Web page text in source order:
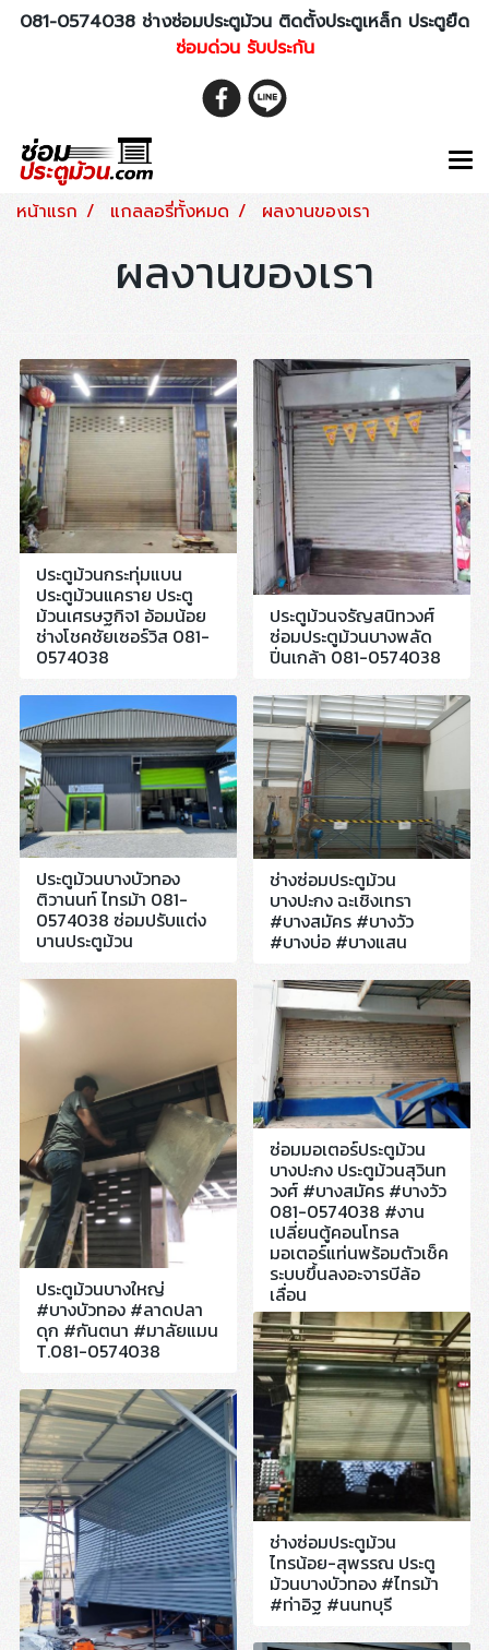
081-0574038 ช่างซ่อมประตูม้วน ติดตั้งประตูเหล็ก ประตูยืด
ซ่อมด่วน รับประกัน
หน้าแรก แกลลอรี่ทั้งหมด ผลงานของเรา
ผลงานของเรา
ประตูม้วนกระทุ่มแบน
ประตูม้วนแคราย ประตู
ม้วนเศรษฐกิจ1 อ้อมน้อย
ช่างโชคชัยเซอร์วิส 081-
0574038
ประตูม้วนจรัญสนิทวงศ์
ซ่อมประตูม้วนบางพลัด
ปิ่นเกล้า 081-0574038
ประตูม้วนบางบัวทอง
ติวานนท์ ไทรม้า 081-
0574038 ซ่อมปรับแต่ง
บานประตูม้วน
ช่างซ่อมประตูม้วน
บางปะกง ฉะเชิงเทรา
#บางสมัคร #บางวัว
#บางบ่อ #บางแสน
ประตูม้วนบางใหญ่
#บางบัวทอง #ลาดปลา
ดุก #กันตนา #มาลัยแมน
T.081-0574038
ซ่อมมอเตอร์ประตูม้วน
บางปะกง ประตูม้วนสุวินท
วงศ์ #บางสมัคร #บางวัว
081-0574038 #งาน
เปลี่ยนตู้คอนโทรล
มอเตอร์แท่นพร้อมตัวเช็ค
ระบบขึ้นลงอะจารบีล้อ
เลื่อน
ช่างซ่อมประตูม้วน
ไทรน้อย-สุพรรณ ประตู
ม้วนบางบัวทอง #ไทรม้า
#ท่าอิฐ #นนทบุรี